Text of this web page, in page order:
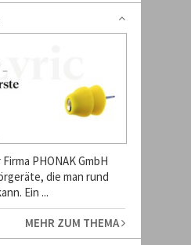
PHONAK GmbH
die man rund
Ein ...
MEHR ZUM THEMA